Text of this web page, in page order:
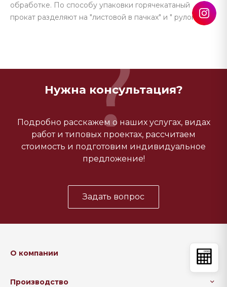
обработке. По способу упаковки горячекатаный
прокат разделяют на "листовой в пачках" и " рулонный".
Нужна консультация?
Подробно расскажем о наших услугах, видах
работ и типовых проектах, рассчитаем
стоимость и подготовим индивидуальное
предложение!
Задать вопрос
О компании
Производство